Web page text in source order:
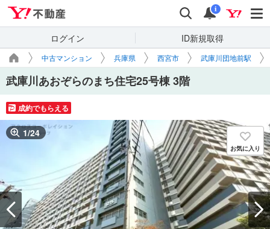
検索 通知
i
ログイン ID新規取得
中古マンション 兵庫県 西宮市 武庫川団地前駅
武庫川あおぞらのまち住宅25号棟 3階
成約でもらえる
1/24
お気に入り